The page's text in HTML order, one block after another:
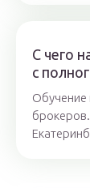
С чего
с
Обучение